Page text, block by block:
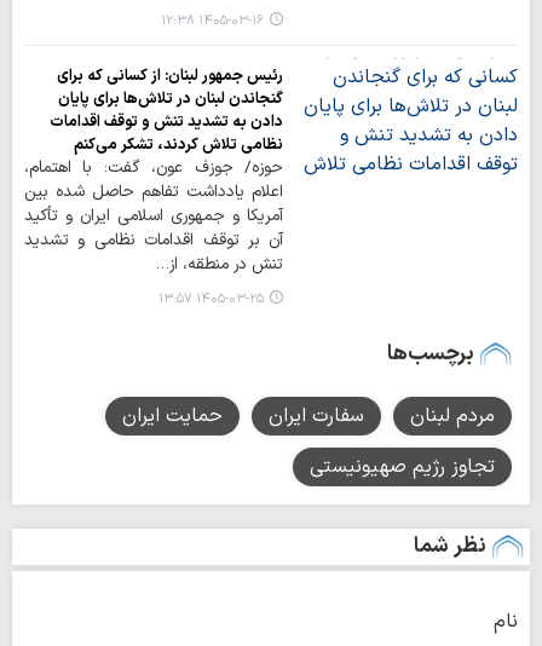
۱۴۰۵-۰۳-۱۶ ۱۲:۳۸
رئیس جمهور لبنان: از کسانی که برای
گنجاندن لبنان در تلاش‌ها برای پایان
دادن به تشدید تنش و توقف اقدامات
نظامی تلاش کردند، تشکر می‌کنم
حوزه/ جوزف عون، گفت: با اهتمام،
اعلام یادداشت تفاهم حاصل شده بین
آمریکا و جمهوری اسلامی ایران و تأکید
آن بر توقف اقدامات نظامی و تشدید
تنش در منطقه، از…
۱۴۰۵-۰۳-۲۵ ۱۳:۵۷
برچسب‌ها
مردم لبنان سفارت ایران
حمایت ایران
تجاوز رژیم صهیونیستی
نظر شما
نام